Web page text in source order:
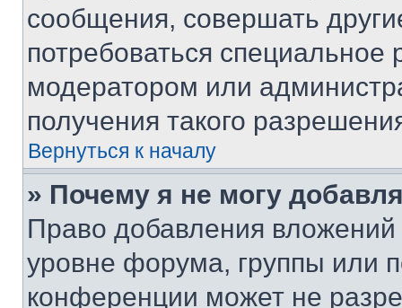
сообщения, совершать
потребоваться
модератором или
получения такого
Вернуться к началу
» Почему я не могу
Право добавления
уровне форума, группы или
конференции может не